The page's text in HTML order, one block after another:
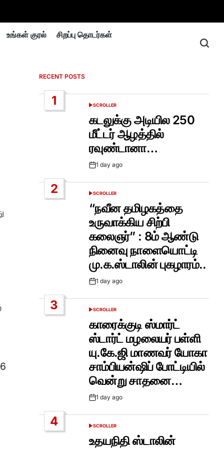
உங்கள் குரல் சிறப்பு தொடர்கள்
RECENT POSTS
1
POSTED
SCROLLER
கடலுக்கு அடியில 250
மீட்டர் ஆழத்தில்
ரவுண்டானா…
Post1 day ago
2
POSTED
SCROLLER
“நவீன தமிழகத்தை
உருவாக்கிய சிற்பி
கலைஞர்” : 8ம் ஆண்டு
நினைவு நாளையொட்டி
மு.க.ஸ்டாலின் புகழாரம்..
Post1 day ago
3
POSTED
SCROLLER
காரைக்குடி ஸ்மார்ட்
ஸ்டார்ட் மழலையர் பள்ளி
யு.கே.ஜி மாணவர் யோகா
சாம்பியன்ஷிப் போட்டியில்
வென்று சாதனை…
Post1 day ago
4
POSTED
SCROLLER
உதயநிதி ஸ்டாலின்